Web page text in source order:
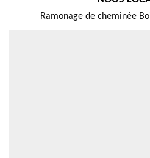
Ramonage de cheminée